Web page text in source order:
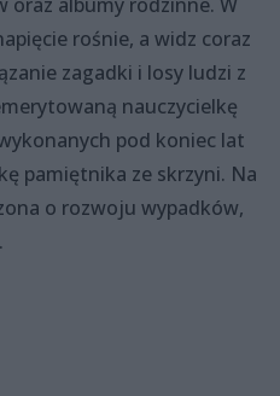
rośnie, a widz coraz
zagadki i losy ludzi z
nauczycielkę
pod koniec lat
pamiętnika ze skrzyni. Na
o rozwoju wypadków,